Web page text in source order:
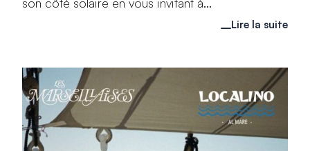
Lire la suite